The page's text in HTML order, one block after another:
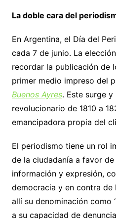
La doble cara del
En Argentina, el Día del
cada 7 de junio. La
recordar la publicación de
primer medio impreso del
Buenos Ayres. Este surge
revolucionario de 1810 a
emancipadora propia del
El periodismo tiene un rol
de la ciudadanía a favor
información y expresión,
democracia y en contra de
allí su denominación como
a su capacidad de